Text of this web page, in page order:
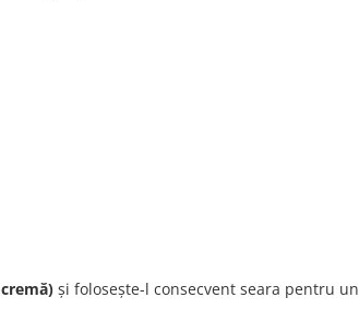
și folosește-l consecvent seara pentru un